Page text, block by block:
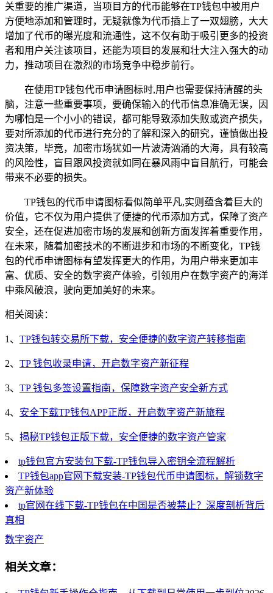
关重要的推广渠道，当项目方的代币能够在TP钱包中被用户
方便地添加和管理时，无疑就像为代币插上了一双翅膀，大大
增加了代币的曝光度和流通性，这不仅有助于吸引更多的投资
者和用户关注该项目，还能为项目的发展和壮大注入强大的动
力，推动项目在激烈的市场竞争中稳步前行。
在使用TP钱包代币申请图标时,用户也需要保持清醒的头
脑，注意一些重要事项，要确保输入的代币信息准确无误，因
为哪怕是一个小小的错误，都可能导致添加失败或资产损失，
要对所添加的代币进行充分的了解和深入的研究，谨慎做出投
资决策，毕竟，加密市场犹如一片波涛汹涌的大海，具有较高
的风险性，盲目跟风投资就如同在暴风雨中盲目航行，可能会
带来不必要的损失。
TP钱包的代币申请图标看似简单平凡,实则蕴含着巨大的
价值，它不仅为用户提供了便捷的代币添加方式，保障了资产
安全，还在促进加密市场的发展和创新方面发挥着重要作用，
在未来，随着加密技术的不断进步和市场的不断变化，TP钱
包的代币申请图标有望发挥更大的作用，为用户带来更加丰
富、优质、安全的数字资产体验，引领用户在数字资产的海洋
中乘风破浪，驶向更加美好的未来。
相关阅读：
1、 TP钱包转交易所下载，安全便捷的数字资产转移指南
2、 TP 钱包收录申请，开启数字资产新征程
3、 TP 钱包多签设置指南，保障数字资产安全新方式
4、 安全下载TP钱包APP正版，开启数字资产新旅程
5、 揭秘TP钱包正版下载，安全便捷的数字资产管家
tp钱包官方安装包下载-TP钱包导入密钥全流程解析
TP钱包app官网下载安装-TP钱包代币申请图标，解锁数字
资产新体验
tp官网在线下载-TP钱包在中国是否被禁止？深度剖析背后
真相
数字资产
相关文章：